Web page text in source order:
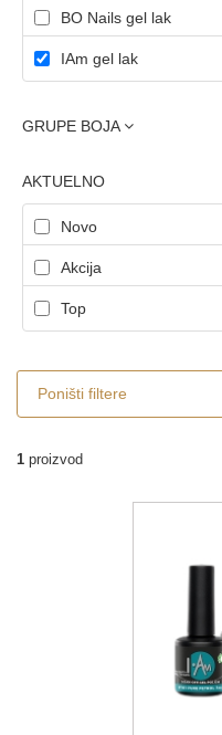
BO Nails gel lak
IAm gel lak
GRUPE BOJA
AKTUELNO
Novo
Akcija
Top
Poništi filtere
1 proizvod